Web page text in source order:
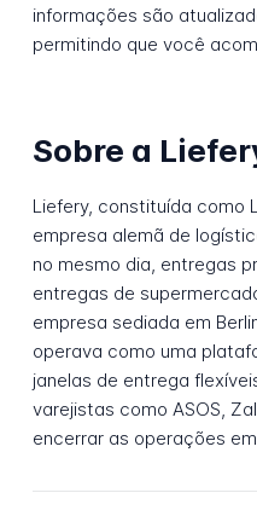
informações são
permitindo que você
Sobre a
Liefery, constituída como
empresa alemã de
no mesmo dia, entregas
entregas de
empresa sediada em
operava como uma
janelas de entrega
varejistas como ASOS,
encerrar as operações